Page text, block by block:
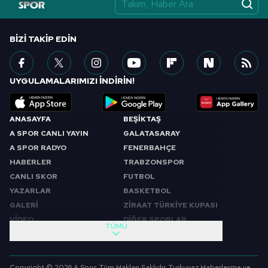
ANASAYFA
A SPOR CANLI YAYIN
A SPOR RADYO
HABERLER
CANLI SKOR
YAZARLAR
GALERİ
VİDEO
BEŞİKTAŞ
GALATASARAY
FENERBAHÇE
TRABZONSPOR
FUTBOL
BASKETBOL
ZİRAAT TÜRKİYE KUPASI
DİĞER SPORLAR
SABAH SPORU
FUTBOL
TÜMÜ
BIZI TAKIP EDIN
UYGULAMALARIMIZI İNDİRİN!